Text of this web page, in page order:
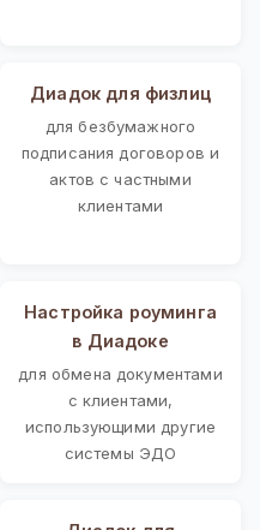
Диадок для физлиц
для безбумажного
подписания договоров и
актов с частными
клиентами
Настройка роуминга
в Диадоке
для обмена документами
с клиентами,
использующими другие
системы ЭДО